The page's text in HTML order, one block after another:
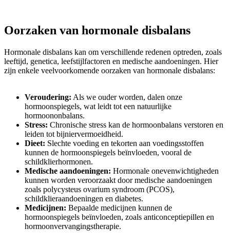
Oorzaken van hormonale disbalans
Hormonale disbalans kan om verschillende redenen optreden, zoals
leeftijd, genetica, leefstijlfactoren en medische aandoeningen. Hier
zijn enkele veelvoorkomende oorzaken van hormonale disbalans:
Veroudering: Als we ouder worden, dalen onze
hormoonspiegels, wat leidt tot een natuurlijke
hormoononbalans.
Stress: Chronische stress kan de hormoonbalans verstoren en
leiden tot bijniervermoeidheid.
Dieet: Slechte voeding en tekorten aan voedingsstoffen
kunnen de hormoonspiegels beïnvloeden, vooral de
schildklierhormonen.
Medische aandoeningen: Hormonale onevenwichtigheden
kunnen worden veroorzaakt door medische aandoeningen
zoals polycysteus ovarium syndroom (PCOS),
schildklieraandoeningen en diabetes.
Medicijnen: Bepaalde medicijnen kunnen de
hormoonspiegels beïnvloeden, zoals anticonceptiepillen en
hormoonvervangingstherapie.